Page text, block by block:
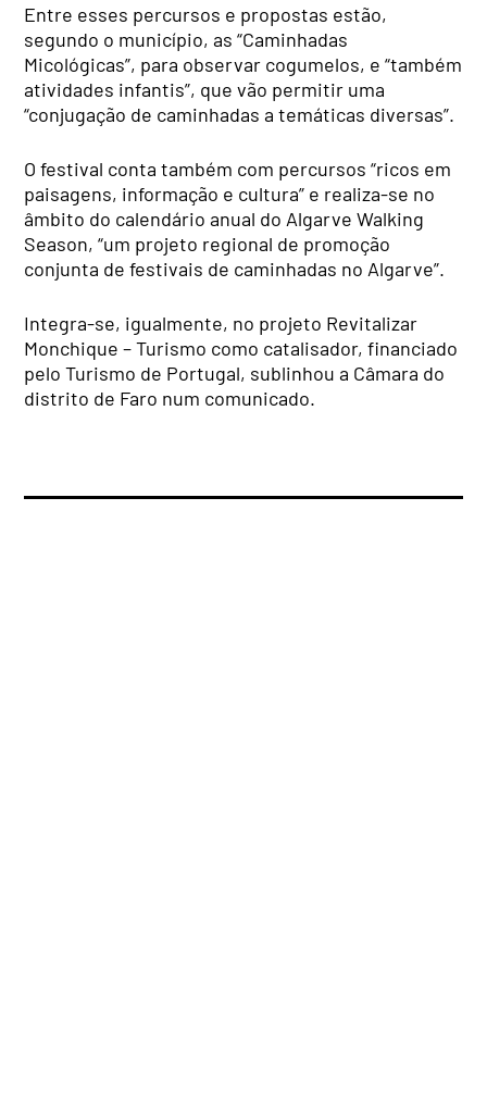
Entre esses percursos e propostas estão,
segundo o município, as “Caminhadas
Micológicas”, para observar cogumelos, e “também
atividades infantis”, que vão permitir uma
“conjugação de caminhadas a temáticas diversas”.
O festival conta também com percursos “ricos em
paisagens, informação e cultura” e realiza-se no
âmbito do calendário anual do Algarve Walking
Season, “um projeto regional de promoção
conjunta de festivais de caminhadas no Algarve”.
Integra-se, igualmente, no projeto Revitalizar
Monchique – Turismo como catalisador, financiado
pelo Turismo de Portugal, sublinhou a Câmara do
distrito de Faro num comunicado.